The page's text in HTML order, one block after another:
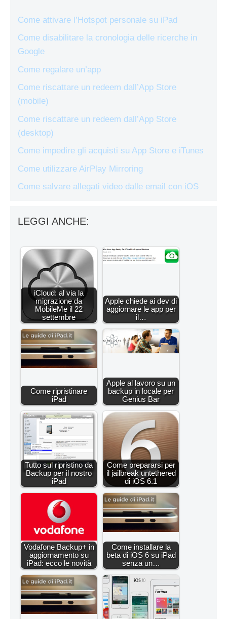
Come attivare l’Hotspot personale su iPad
Come disabilitare la cronologia delle ricerche in
Google
Come regalare un’app
Come riscattare un redeem dall’App Store
(mobile)
Come riscattare un redeem dall’App Store
(desktop)
Come impedire gli acquisti su App Store e iTunes
Come utilizzare AirPlay Mirroring
Come salvare allegati video dalle email con iOS
LEGGI ANCHE:
iCloud: al via la
migrazione da
MobileMe il 22
settembre
Apple chiede ai dev di
aggiornare le app per
il…
Come ripristinare
iPad
Apple al lavoro su un
backup in locale per
Genius Bar
Tutto sul ripristino da
Backup per il nostro
iPad
Come prepararsi per
il jailbreak untethered
di iOS 6.1
Vodafone Backup+ in
aggiornamento su
iPad: ecco le novità
Come installare la
beta di iOS 6 su iPad
senza un…